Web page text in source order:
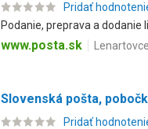
Pridať
Podanie, preprava a dodanie
www.posta.sk
Slovenská pošta,
Pridať